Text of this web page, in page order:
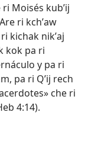
ri Moisés kubʼij
ri kchʼaw
kichak nikʼaj
kok pa ri
y pa ri
pa ri Qʼij rech
che ri
4:14).